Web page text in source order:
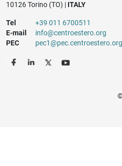
10126 Torino (TO) | ITALY
Tel
+39 011 6700511
E-mail
info@centroestero.org
PEC
pec1@pec.centroestero.org